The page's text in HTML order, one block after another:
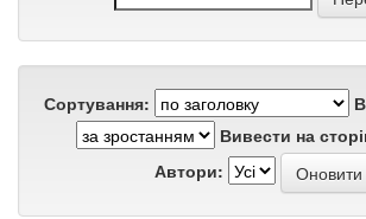
Сортування:
Вивести на
Автори: